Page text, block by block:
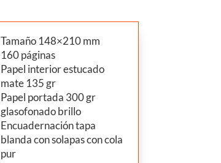
Tamaño 148×210 mm
160 páginas
Papel interior estucado
mate 135 gr
Papel portada 300 gr
glasofonado brillo
Encuadernación tapa
blanda con solapas con cola
pur